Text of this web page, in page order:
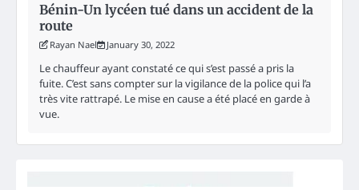
Bénin-Un lycéen tué dans un accident de la
route
Rayan Nael January 30, 2022
Le chauffeur ayant constaté ce qui s’est passé a pris la
fuite. C’est sans compter sur la vigilance de la police qui l’a
très vite rattrapé. Le mise en cause a été placé en garde à
vue.